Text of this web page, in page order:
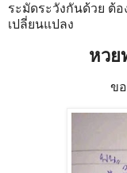
ระมัดระวังกันด้วย ต้
เปลี่ยนแปลง
หวย
ข